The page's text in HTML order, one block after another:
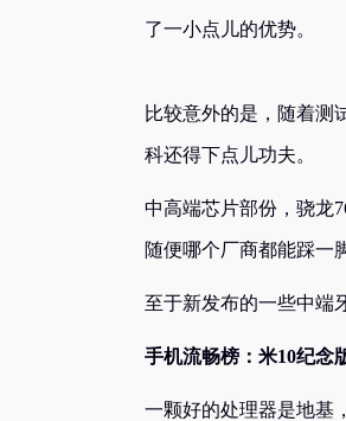
了一小点儿的优势。
比较意外的是，随着测
科还得下点儿功夫。
中高端芯片部份，骁龙
随便哪个厂商都能踩一
至于新发布的一些中端
手机流畅榜：米10纪念
一颗好的处理器是地基